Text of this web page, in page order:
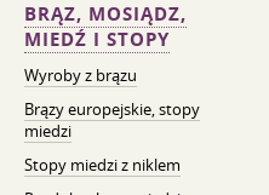
BRĄZ, MOSIĄDZ,
MIEDŹ I STOPY
Wyroby z brązu
Brązy europejskie, stopy
miedzi
Stopy miedzi z niklem